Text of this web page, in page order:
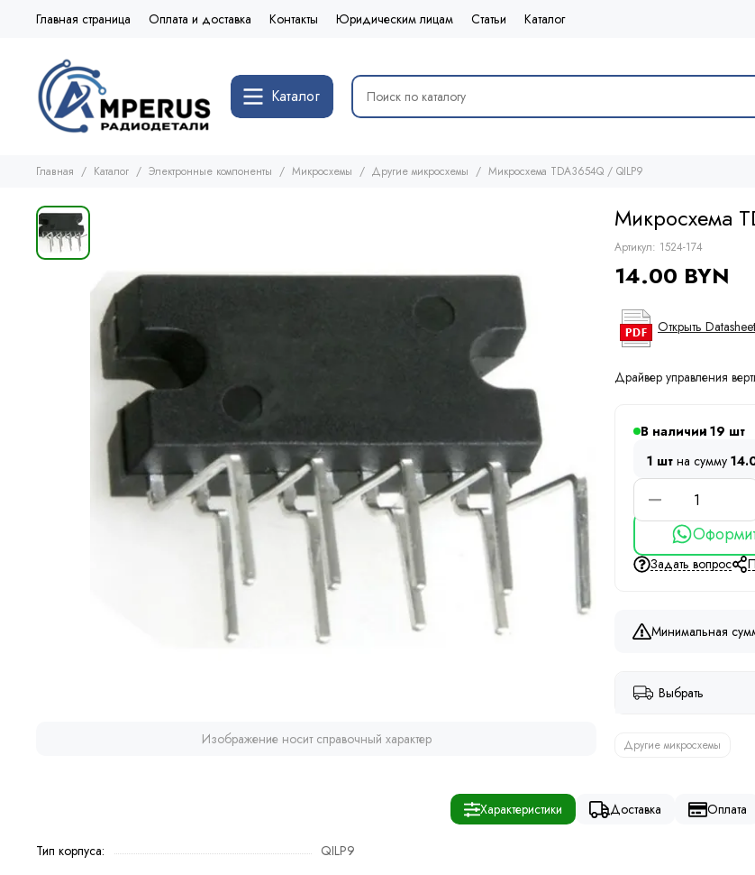
Главная страница Оплата и доставка Контакты Юридическим лицам Статьи Каталог
Каталог
Главная Каталог Электронные компоненты Микросхемы Другие микросхемы Микросхема TDA3654Q / QILP9
Изображение носит справочный характер
Микросхема
Артикул: 1524-174
14.00 BYN
Открыть Datasheet
Драйвер управления
В наличии 19
1 шт на сумму
Задать вопрос
Минимальная
Выбрать
Другие микросхемы
Характеристики Доставка Оплата
Тип корпуса: QILP9